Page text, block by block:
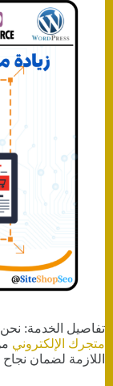
تفاصيل الخدمة:
متجرك الإلكتروني
اللازمة لضمان